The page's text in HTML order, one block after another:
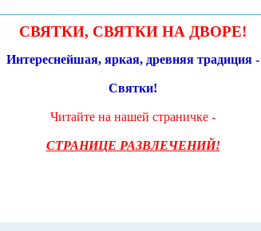
СВЯТКИ, СВЯТКИ НА ДВОРЕ!
Интереснейшая, яркая, древняя традиция -
Святки!
Читайте на нашей страничке -
СТРАНИЦЕ РАЗВЛЕЧЕНИЙ!